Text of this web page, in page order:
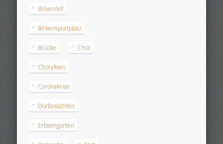
Birkenhof
Birkensportplatz
Brücke Chor
Choryfeen
Coronakrise
Dorfansichten
Erbsengarten